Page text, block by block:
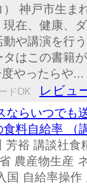
神戸市生ま
在、健康、
や講演を行
はこの書籍
やったらや...
ドOK レビュ
ならいつで
料自給率 （
芳裕 講談社
農産物生産
国 自給率操